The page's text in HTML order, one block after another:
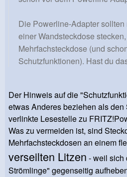
Die Powerline-Adapter
einer Wandsteckdose
Mehrfachsteckdose (und
Schutzfunktionen). Hast du
Der Hinweis auf die
etwas Anderes beziehen als
verlinkte Lesestelle zu
Was zu vermeiden ist, sind
Mehrfachsteckdosen an einem
verseilten Litzen - weil sich
Strömlinge" gegenseitig